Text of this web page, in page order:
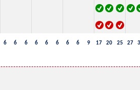
6 6 6 6 6 6 6 6 9 17 20 25 27